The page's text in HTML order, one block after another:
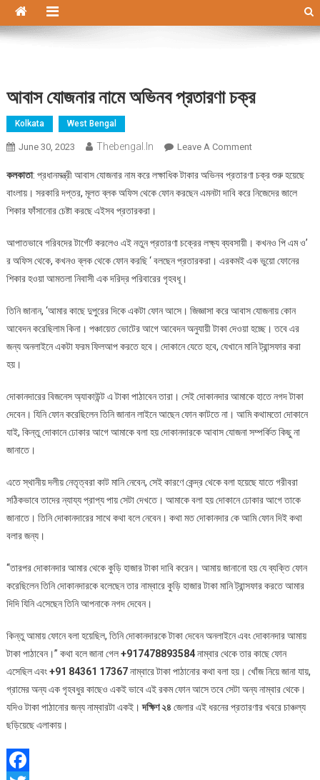
আবাস যোজনার নামে অভিনব প্রতারণা চক্র
Kolkata West Bengal
June 30, 2023 Thebengal.in Leave A CommentOn
যোজনার
নামে
চক্র
কলকাতা: প্রধানমন্ত্রী আবাস যোজনার নাম করে লক্ষাধিক টাকার অভিনব প্রতারণা চক্র শুরু হয়েছে
বাংলায়। সরকারি দপ্তর, মূলত ব্লক অফিস থেকে ফোন করছেন এমনটা দাবি করে নিজেদের জালে
শিকার ফাঁসানোর চেষ্টা করছে এইসব প্রতারকরা।
আপাতভাবে গরিবদের টার্গেট করলেও এই নতুন প্রতারণা চক্রের লক্ষ্য ব্যবসায়ী। কখনও পি এম ও’
র অফিস থেকে, কখনও ব্লক থেকে ফোন করছি ‘ বলছেন প্রতারকরা। এরকমই এক ভুয়ো ফোনের
শিকার হওয়া আমতলা নিবাসী এক দরিদ্র পরিবারের গৃহবধূ।
তিনি জানান, ‘আমার কাছে দুপুরের দিকে একটা ফোন আসে। জিজ্ঞাসা করে আবাস যোজনায় কোন
আবেদন করেছিলাম কিনা। পঞ্চায়েত ভোটের আগে আবেদন অনুযায়ী টাকা দেওয়া হচ্ছে। তবে এর
জন্য অনলাইনে একটা ফরম ফিলআপ করতে হবে। দোকানে যেতে হবে, যেখানে মানি ট্রান্সফার করা
হয়।
দোকানদারের বিজনেস অ্যাকাউন্ট এ টাকা পাঠাবেন তারা। সেই দোকানদার আমাকে হাতে নগদ টাকা
দেবেন। যিনি ফোন করেছিলেন তিনি জানান লাইনে আছেন ফোন কাটতে না। আমি কথামতো দোকানে
যাই, কিন্তু দোকানে ঢোকার আগে আমাকে বলা হয় দোকানদারকে আবাস যোজনা সম্পর্কিত কিছু না
জানাতে।
এতে স্থানীয় দলীয় নেতৃত্বরা কাট মানি নেবেন, সেই কারণে কেন্দ্র থেকে বলা হয়েছে যাতে গরীবরা
সঠিকভাবে তাদের ন্যায্য প্রাপ্য পায় সেটা দেখতে। আমাকে বলা হয় দোকানে ঢোকার আগে তাকে
জানাতে। তিনি দোকানদারের সাথে কথা বলে নেবেন। কথা মত দোকানদার কে আমি ফোন দিই কথা
বলার জন্য।
“তারপর দোকানদার আমার থেকে কুড়ি হাজার টাকা দাবি করেন। আমায় জানানো হয় যে ব্যক্তি ফোন
করেছিলেন তিনি দোকানদারকে বলেছেন তার নাম্বারে কুড়ি হাজার টাকা মানি ট্রান্সফার করতে আমার
দিদি যিনি এসেছেন তিনি আপনাকে নগদ দেবেন।
কিন্তু আমায় ফোনে বলা হয়েছিল, তিনি দোকানদারকে টাকা দেবেন অনলাইনে এবং দোকানদার আমায়
টাকা পাঠাবেন।” কথা বলে জানা গেল+917478893584নাম্বার থেকে তার কাছে ফোন
এসেছিল এবং+91 84361 17367নাম্বারে টাকা পাঠানোর কথা বলা হয়। খোঁজ নিয়ে জানা যায়,
গ্রামের অন্য এক গৃহবধুর কাছেও একই ভাবে এই রকম ফোন আসে তবে সেটা অন্য নাম্বার থেকে।
যদিও টাকা পাঠানোর জন্য নাম্বারটা একই।দক্ষিণ ২৪ জেলার এই ধরনের প্রতারণার খবরে চাঞ্চল্য
ছড়িয়েছে এলাকায়।